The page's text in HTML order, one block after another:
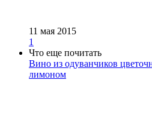
11 мая 2015
1
Что еще почитать
Вино из одуванчиков
лимоном